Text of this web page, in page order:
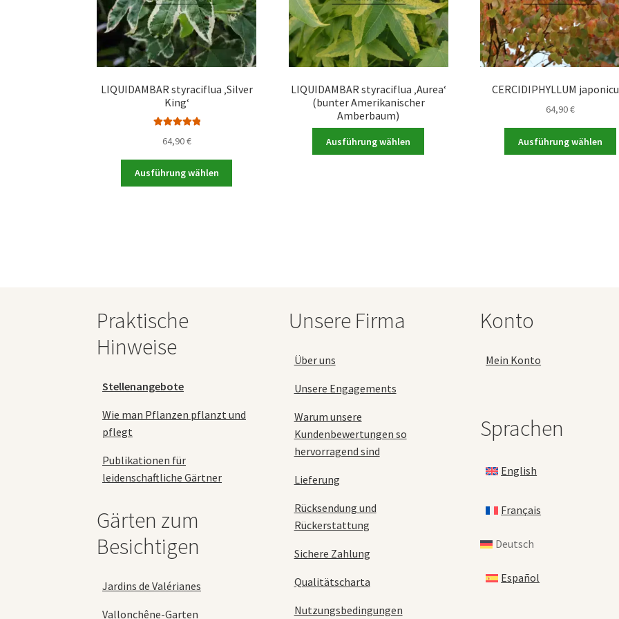
LIQUIDAMBAR styraciflua ‚Silver
King‘
5.00von 5
64,90€
Ausführung wählen
LIQUIDAMBAR styraciflua ‚Aurea‘
(bunter Amerikanischer
Amberbaum)
Ausführung wählen
CERCIDIPHYLLUM
64,90€
Ausführung wählen
Praktische
Hinweise
Stellenangebote
Wie man Pflanzen pflanzt und
pflegt
Publikationen für
leidenschaftliche Gärtner
Gärten zum
Besichtigen
Jardins de Valérianes
Vallonchêne-Garten
Unsere Firma
Über uns
Unsere Engagements
Warum unsere
Kundenbewertungen so
hervorragend sind
Lieferung
Rücksendung und
Rückerstattung
Sichere Zahlung
Qualitätscharta
Nutzungsbedingungen
Konto
Mein Konto
Sprachen
English
Français
Deutsch
Español